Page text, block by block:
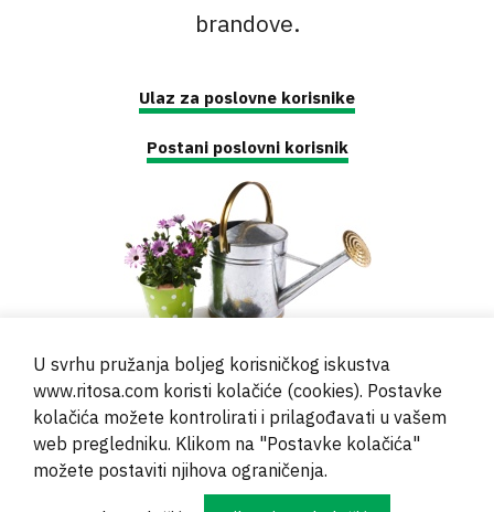
brandove.
Ulaz za poslovne korisnike
Postani poslovni korisnik
© 2000 - 2024 Brati Ritoša d.o.o.
Powered byEvidente
U svrhu pružanja boljeg korisničkog iskustva
www.ritosa.com koristi kolačiće (cookies). Postavke
kolačića možete kontrolirati i prilagođavati u vašem
web pregledniku. Klikom na "Postavke kolačića"
možete postaviti njihova ograničenja.